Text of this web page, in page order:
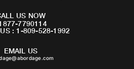
US NOW
7790114
: 1-809-528-1992
EMAIL US